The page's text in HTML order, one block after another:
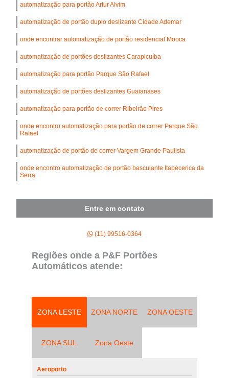
automatização para portão Artur Alvim
automatização de portão duplo deslizante Cidade Ademar
onde encontrar automatização de portão residencial Mooca
automatização de portões deslizantes Carapicuíba
automatização para portão Parque São Rafael
automatização de portões deslizantes Guaianases
automatização para portão de correr Ribeirão Pires
onde encontro automatização para portão de correr Parque São
Rafael
automatização de portão de correr Vargem Grande Paulista
onde encontro automatização de portão basculante Itapecerica da
Serra
Entre em contato
(11) 99516-0364
Regiões onde a P&F Portões
Automáticos atende:
ZONA LESTE ZONA NORTE ZONA OESTE
ZONA SUL Zona Oeste
Aeroporto